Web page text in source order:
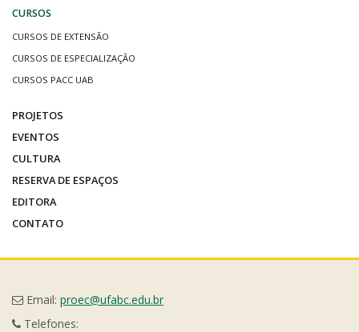
CURSOS
CURSOS DE EXTENSÃO
CURSOS DE ESPECIALIZAÇÃO
CURSOS PACC UAB
PROJETOS
EVENTOS
CULTURA
RESERVA DE ESPAÇOS
EDITORA
CONTATO
Email: proec@ufabc.edu.br
Telefones: